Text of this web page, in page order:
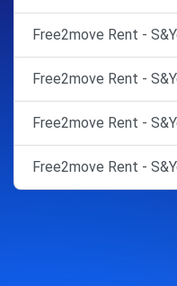
Free2move Rent -
Free2move Rent -
Free2move Rent -
Free2move Rent -